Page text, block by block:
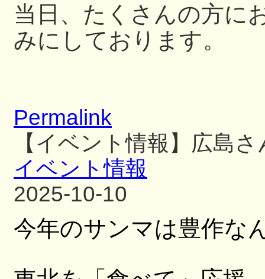
当日、たくさんの方に
みにしております。
Permalink
【イベント情報】広島
イベント情報
2025-10-10
今年のサンマは豊作な